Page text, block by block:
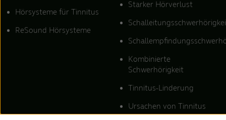
Hörsysteme für Tinnitus
ReSound Hörsysteme
Starker Hörverlust
Kombinierte
Schwerhörigkeit
Tinnitus-Linderung
Ursachen von Tinnitus